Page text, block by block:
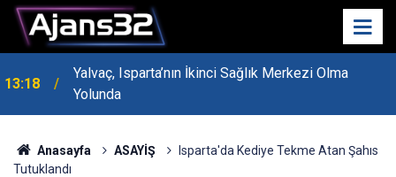
Yalvaç, Isparta’nın İkinci Sağlık Merkezi Olma
Yolunda
13:14
MHP Genel Başkan Yardımcısı Bayraktar Isparta’da
Konuştu
Anasayfa ASAYİŞ
Isparta'da Kediye Tekme Atan Şahıs
Tutuklandı